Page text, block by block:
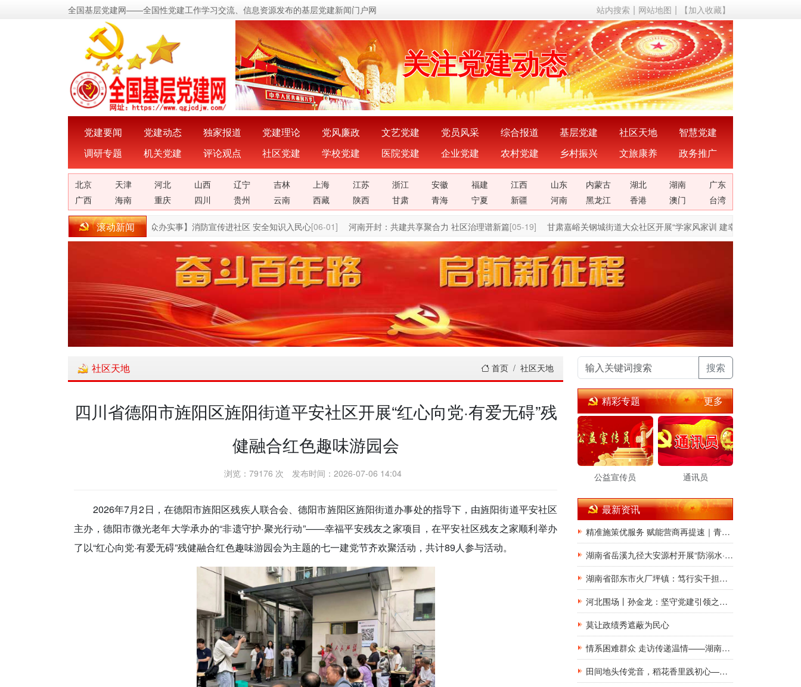
全国基层党建网——全国性党建工作学习交流、信息资源发布的基层党建新闻门户网 站内搜索 网站地图 【加入收藏】
传递党的声音
关注党建动态
展示党建成果
宣传党建成就
传播党建理论
密切党群关系
传递党的声音
党建要闻 党建动态 独家报道 党建理论 党风廉政 文艺党建 党员风采 综合报道 基层党建 社区天地
智慧党建
调研专题
机关党建 评论观点 社区党建 学校党建 医院党建 企业党建 农村党建 乡村振兴 文旅康养 政务推广
北京 天津 河北 山西 辽宁 吉林 上海 江苏 浙江 安徽 福建 江西 山东 内蒙古 湖北 湖南
广东
广西
海南 重庆 四川 贵州 云南 西藏 陕西 甘肃 青海 宁夏 新疆 河南 黑龙江 香港 澳门 台湾
滚动新闻
【我为群众办实事】消防宣传进社区 安全知识入民心[06-01] 河南开封：共建共享聚合力 社区治理谱新篇[05-19] 甘肃嘉峪关钢城街道大众社区开展“学家风家训 建幸福家庭”宣讲活动
社区天地 首页 社区天地
四川省德阳市旌阳区旌阳街道平安社区开展“红心向党·有爱无碍”残
健融合红色趣味游园会
浏览：79176 次 发布时间：2026-07-06 14:04
2026年7月2日，在德阳市旌阳区残疾人联合会、德阳市旌阳区旌阳街道办事处的指导下，由旌阳街道平安社区
主办，德阳市微光老年大学承办的“非遗守护·聚光行动”——幸福平安残友之家项目，在平安社区残友之家顺利举办
了以“红心向党·有爱无碍”残健融合红色趣味游园会为主题的七一建党节齐欢聚活动，共计89人参与活动。
搜索
精彩专题 更多
公益宣传员 通讯员
最新资讯
精准施策优服务 赋能营商再提速｜青岛市城阳区自然资源局持续升级不动产登记涉企服务 跑出改革加速度
湖南省岳溪九径大安源村开展“防溺水·利剑护蕾”知识竞赛 守护少年儿童平安暑假
湖南省邵东市火厂坪镇：笃行实干担使命，踔厉奋发谱华章
河北围场丨孙金龙：坚守党建引领之路 走向乡村振兴之巅
莫让政绩秀遮蔽为民心
情系困难群众 走访传递温情——湖南省武冈市民政局组织开展入户走访慰问活动
田间地头传党音，稻花香里践初心——“大祥之光”“湘”村微党课宣讲团走进湖南省邵阳市大祥区罗市镇和平村